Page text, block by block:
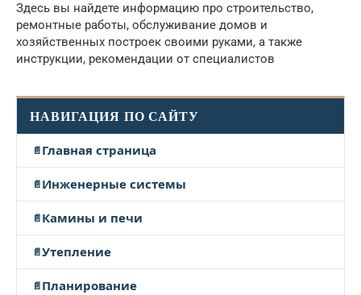
Здесь вы найдете информацию про строительство,
ремонтные работы, обслуживание домов и
хозяйственных построек своими руками, а также
инструкции, рекомендации от специалистов
НАВИГАЦИЯ ПО САЙТУ
Главная страница
Инженерные системы
Камины и печи
Утепление
Планирование